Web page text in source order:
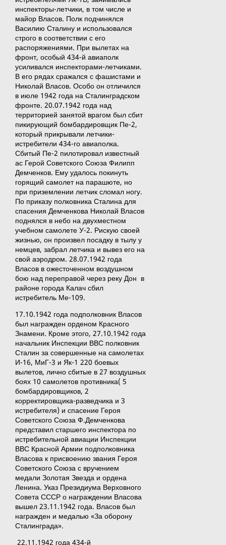
инспекторы-летчики, в том числе и
майор Власов. Полк подчинялся
Василию Сталину и использовался
строго в соответствии с его
распоряжениями. При вылетах на
фронт, особый 434-й авиаполк
усиливался инспекторами-летчиками.
В его рядах сражался с фашистами и
Николай Власов. Особо он отличился
в июле 1942 года на Сталинградском
фронте. 20.07.1942 года над
территорией занятой врагом был сбит
пикирующий бомбардировщик Пе-2,
который прикрывали летчики-
истребители 434-го авиаполка.
Сбитый Пе-2 пилотировал известный
ас Герой Советского Союза Филипп
Демченков. Ему удалось покинуть
горящий самолет на парашюте, но
при приземлении летчик сломал ногу.
По приказу полковника Сталина для
спасения Демченкова Николай Власов
поднялся в небо на двухместном
учебном самолете У-2. Рискую своей
жизнью, он произвел посадку в тылу у
немцев, забрал летчика и вывез его на
свой аэродром. 28.07.1942 года
Власов в ожесточенном воздушном
бою над переправой через реку Дон в
районе города Калач сбил
истребитель Ме-109.
17.10.1942 года подполковник Власов
был награжден орденом Красного
Знамени. Кроме этого, 27.10.1942 года
начальник Инспекции ВВС полковник
Сталин за совершенные на самолетах
И-16, МиГ-3 и Як-1 220 боевых
вылетов, лично сбитые в 27 воздушных
боях 10 самолетов противника( 5
бомбардировщиков, 2
корректировщика-разведчика и 3
истребителя) и спасение Героя
Советского Союза Ф.Демченкова
представил старшего инспектора по
истребительной авиации Инспекции
ВВС Красной Армии подполковника
Власова к присвоению звания Героя
Советского Союза с вручением
медали Золотая Звезда и ордена
Ленина. Указ Президиума Верховного
Совета СССР о награждении Власова
вышел 23.11.1942 года. Власов был
награжден и медалью «За оборону
Сталинграда».
22.11.1942 года 434-й